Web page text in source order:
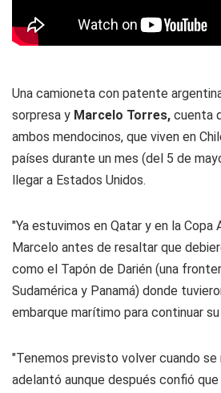
Una camioneta con patente
sorpresa y Marcelo Torres, cuenta
ambos mendocinos, que viven en
países durante un mes (del 5 de
llegar a Estados Unidos.
"Ya estuvimos en Qatar y en la Copa
Marcelo antes de resaltar que
como el Tapón de Darién (una
Sudamérica y Panamá) donde
embarque marítimo para continuar su
"Tenemos previsto volver cuando se
adelantó aunque después confió